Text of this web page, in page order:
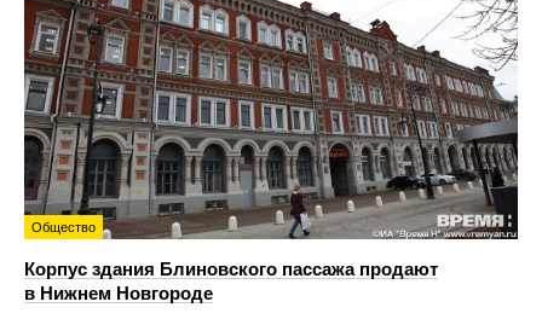
Общество
Корпус здания Блиновского пассажа продают
в Нижнем Новгороде